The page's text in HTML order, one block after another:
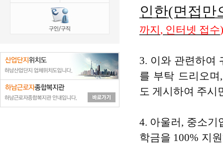
인한(면접만
까지, 인터넷 접수)
3. 이와 관련하여
를 부탁 드리오며,
도 게시하여 주시
4. 아울러, 중소기
학금을 100% 지